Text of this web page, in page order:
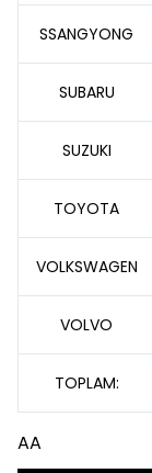
SSANGYONG
SUBARU
SUZUKI
TOYOTA
VOLKSWAGEN
VOLVO
TOPLAM:
AA